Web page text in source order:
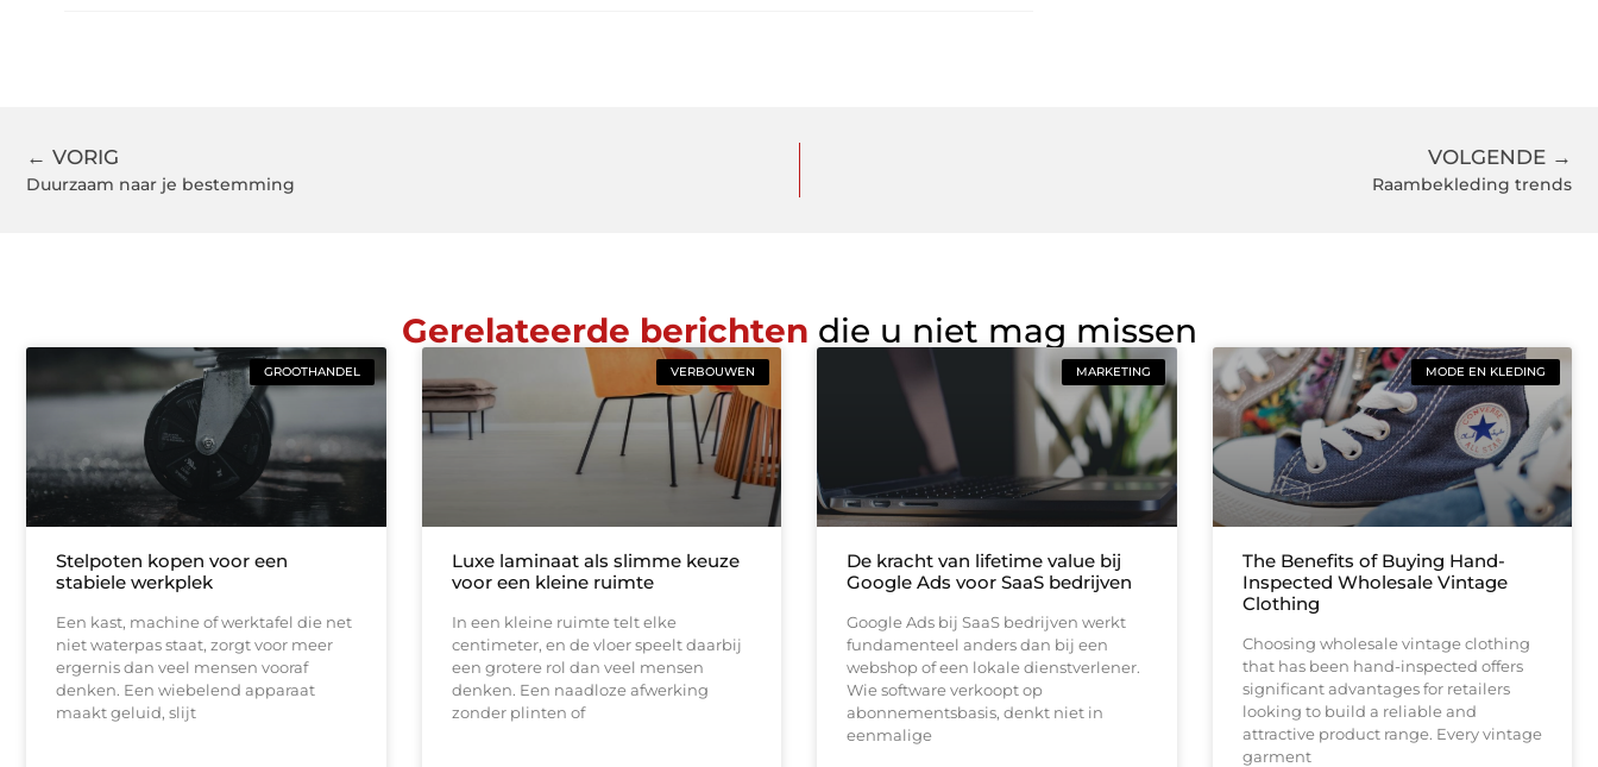
← VORIG
Duurzaam naar je bestemming
VOLGENDE →
Raambekleding trends
Gerelateerde berichten die u niet mag missen
GROOTHANDEL
Stelpoten kopen voor een
stabiele werkplek
Een kast, machine of werktafel die net
niet waterpas staat, zorgt voor meer
ergernis dan veel mensen vooraf
denken. Een wiebelend apparaat
maakt geluid, slijt
VERBOUWEN
Luxe laminaat als slimme keuze
voor een kleine ruimte
In een kleine ruimte telt elke
centimeter, en de vloer speelt daarbij
een grotere rol dan veel mensen
denken. Een naadloze afwerking
zonder plinten of
MARKETING
De kracht van lifetime value bij
Google Ads voor SaaS bedrijven
Google Ads bij SaaS bedrijven werkt
fundamenteel anders dan bij een
webshop of een lokale dienstverlener.
Wie software verkoopt op
abonnementsbasis, denkt niet in
eenmalige
MODE EN KLEDING
The Benefits of Buying Hand-
Inspected Wholesale Vintage
Clothing
Choosing wholesale vintage clothing
that has been hand-inspected offers
significant advantages for retailers
looking to build a reliable and
attractive product range. Every vintage
garment